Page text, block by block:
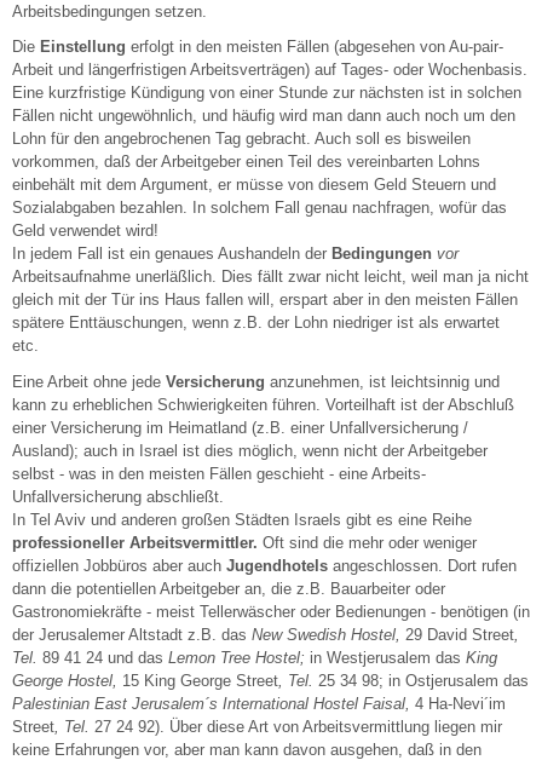
Arbeitsbedingungen setzen.
Die Einstellung erfolgt in den meisten Fällen (abgesehen von Au-pair-
Arbeit und längerfristigen Arbeitsverträgen) auf Tages- oder Wochenbasis.
Eine kurzfristige Kündigung von einer Stunde zur nächsten ist in solchen
Fällen nicht ungewöhnlich, und häufig wird man dann auch noch um den
Lohn für den angebrochenen Tag gebracht. Auch soll es bisweilen
vorkommen, daß der Arbeitgeber einen Teil des vereinbarten Lohns
einbehält mit dem Argument, er müsse von diesem Geld Steuern und
Sozialabgaben bezahlen. In solchem Fall genau nachfragen, wofür das
Geld verwendet wird!
In jedem Fall ist ein genaues Aushandeln der Bedingungen vor
Arbeitsaufnahme unerläßlich. Dies fällt zwar nicht leicht, weil man ja nicht
gleich mit der Tür ins Haus fallen will, erspart aber in den meisten Fällen
spätere Enttäuschungen, wenn z.B. der Lohn niedriger ist als erwartet
etc.
Eine Arbeit ohne jede Versicherung anzunehmen, ist leichtsinnig und
kann zu erheblichen Schwierigkeiten führen. Vorteilhaft ist der Abschluß
einer Versicherung im Heimatland (z.B. einer Unfallversicherung /
Ausland); auch in Israel ist dies möglich, wenn nicht der Arbeitgeber
selbst - was in den meisten Fällen geschieht - eine Arbeits-
Unfallversicherung abschließt.
In Tel Aviv und anderen großen Städten Israels gibt es eine Reihe
professioneller Arbeitsvermittler. Oft sind die mehr oder weniger
offiziellen Jobbüros aber auch Jugendhotels angeschlossen. Dort rufen
dann die potentiellen Arbeitgeber an, die z.B. Bauarbeiter oder
Gastronomiekräfte - meist Tellerwäscher oder Bedienungen - benötigen (in
der Jerusalemer Altstadt z.B. das New Swedish Hostel, 29 David Street
Tel. 89 41 24 und das Lemon Tree Hostel; in Westjerusalem das King
George Hostel, 15 King George Street , Tel. 25 34 98; in Ostjerusalem das
Palestinian East Jerusalem´s International Hostel Faisal, 4 Ha-Nevi´im
Street , Tel. 27 24 92). Über diese Art von Arbeitsvermittlung liegen mir
keine Erfahrungen vor, aber man kann davon ausgehen, daß in den